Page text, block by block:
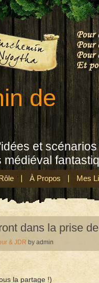
de
et
À Propos Mes
dans la prise
& JDR by admin
la partage !)